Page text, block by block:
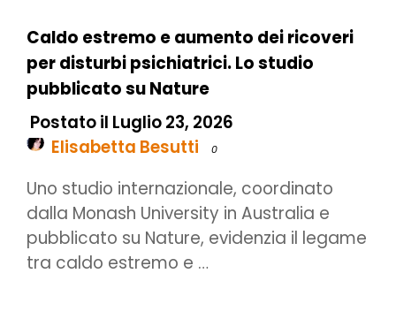
Caldo estremo e aumento dei ricoveri
per disturbi psichiatrici. Lo studio
pubblicato su Nature
Postato il Luglio 23, 2026
Elisabetta Besutti
0
Uno studio internazionale, coordinato
dalla Monash University in Australia e
pubblicato su Nature, evidenzia il legame
tra caldo estremo e …